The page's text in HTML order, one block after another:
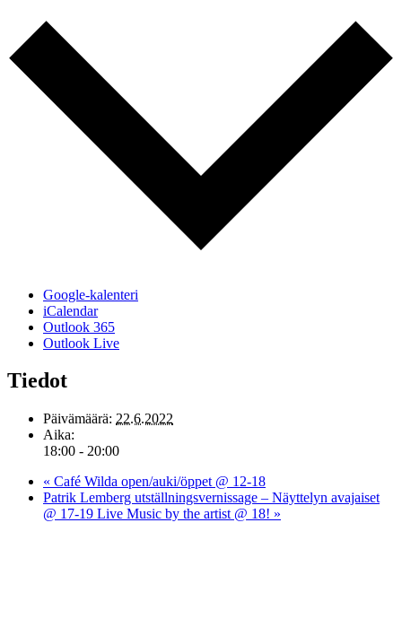
Google-kalenteri
iCalendar
Outlook 365
Outlook Live
Tiedot
Päivämäärä: 22.6.2022
Aika:
18:00 - 20:00
« Café Wilda open/auki/öppet @ 12-18
Patrik Lemberg utställningsvernissage – Näyttelyn avajaiset
@ 17-19 Live Music by the artist @ 18! »